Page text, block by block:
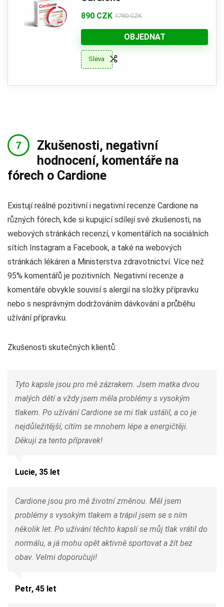
890 CZK 1780 CZK
OBJEDNAT
Sleva
Zkušenosti, negativní
hodnocení, komentáře na
fórech o Cardione
Existují reálné pozitivní i negativní recenze Cardione na
různých fórech, kde si kupující sdílejí své zkušenosti, na
webových stránkách recenzí, v komentářích na sociálních
sítích Instagram a Facebook, a také na webových
stránkách lékáren a Ministerstva zdravotnictví. Více než
95% komentářů je pozitivních. Negativní recenze a
komentáře obvykle souvisí s alergií na složky přípravku
nebo s nesprávným dodržováním dávkování a průběhu
užívání přípravku.
Zkušenosti skutečných klientů:
Tyto kapsle jsou pro mě zázrakem. Jsem matka dvou
malých dětí a vždy jsem měla problémy s vysokým
tlakem. Po užívání Cardione se mi tlak ustálil, a co je
nejdůležitější, cítím se mnohem lépe a energičtěji.
Děkuji za tento přípravek!
Lucie, 35 let
Cardione jsou pro mě životní změnou. Měl jsem
problémy s vysokým tlakem a trápil jsem se s ním
několik let. Po užívání těchto kapslí se můj tlak vrátil do
normálu, a já mohu opět aktivně sportovat a žít bez
obav. Velmi doporučuji!
Petr, 45 let